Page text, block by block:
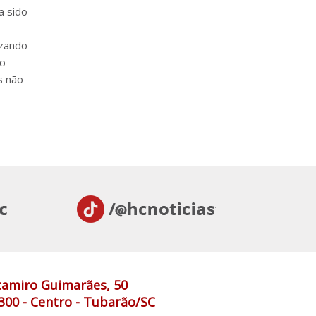
sido
não
Guimarães, 50
- Centro - Tubarão/SC